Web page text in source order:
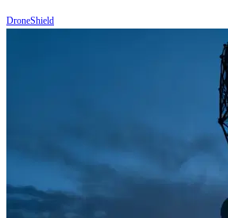
DroneShield